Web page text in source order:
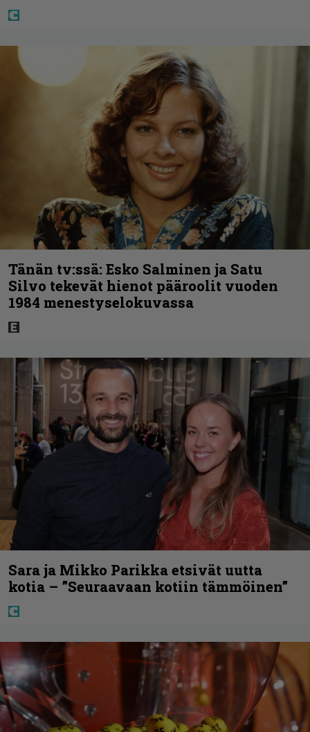
Tänän tv:ssä: Esko Salminen ja Satu
Silvo tekevät hienot pääroolit vuoden
1984 menestyselokuvassa
Sara ja Mikko Parikka etsivät uutta
kotia – ”Seuraavaan kotiin tämmöinen”